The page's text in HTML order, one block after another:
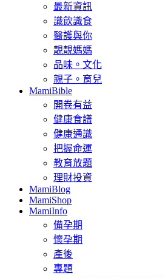
最新資訊
識飲識食
醫護與你
靚靚媽媽
品味。文化
親子。育兒
MamiBible
開卷有益
健康食譜
健康通識
把握命運
教育放題
理財投資
MamiBlog
MamiShop
MamiInfo
備孕期
懷孕期
產後
專題